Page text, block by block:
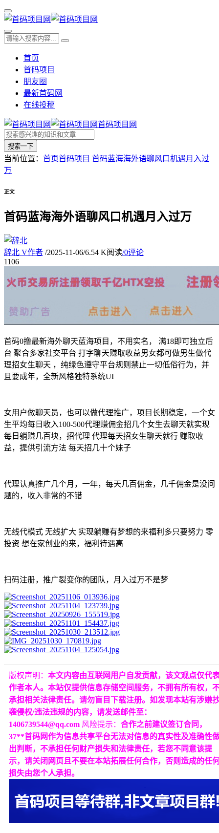
首页
首码项目
朋友圈
最新首码网
在线投稿
首码项目网
搜索一下
当前位置： 首页首码项目 首码蓝海海外语聊风口机遇月入过
万
正文
首码蓝海海外语聊风口机遇月入过万
辞北 V作者 /2025-11-06/6.54 K阅读/0评论
1106
首码0撸最新海外聊天蓝海项目，不用实名， 满18即可独立后
台 聚合多家社交平台 打字聊天赚取收益男女都可做男生做代
理招女生聊天 ，纯绿色遵守平台规则禁止一切低俗行为，并
且要成年，全新风格独特系统UI
女用户做聊天员，也可以做代理推广，项目长期稳定，一个女
生平均每日收入100-500代理赚佣金招几个女生去聊天就实现
每日躺赚几百块，招代理 代理每天招女生聊天就行 赚取收
益，提供引流方法 每天招几十个妹子
代理认真推广几个月，一年，每天几百佣金，几千佣金是没问
题的，收入非常的不错
无线代模式 无线扩大 实现躺赚有梦想的来福利多只要努力 零
投资 想在家创业的来，福利待遇高
扫码注册，推广裂变你的团队，月入过万不是梦
版权声明： 本文内容由互联网用户自发贡献，该文观点仅代
作者本人。本站仅提供信息存储空间服务，不拥有所有权，
承担相关法律责任。请勿盲目下载注册。如发现本站有涉嫌
袭侵权/违法违规的内容，请发送邮件至：
1406739544@qq.com 风险提示： 合作之前建议签订合同，
37**首码网作为信息共享平台无法对信息的真实性及准确性
出判断，不承担任何财产损失和法律责任，若您不同意该提
示，请关闭网页且不要在本站拓展任何合作，否则造成的任
损失由您个人承担。